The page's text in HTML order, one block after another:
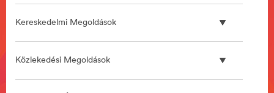
Kereskedelmi Megoldások
Közlekedési Megoldások